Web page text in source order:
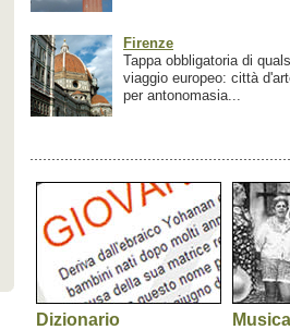
Firenze
Tappa obbligatoria di
viaggio europeo: città
per antonomasia...
Dizionario
Musica